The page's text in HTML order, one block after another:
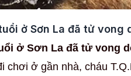
ở Sơn La đã tử vong
ở Sơn La đã tử vong
chơi ở gần nhà, cháu